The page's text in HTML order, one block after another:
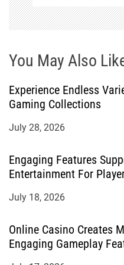
You May Also
Experience Endless
Gaming Collections
July 28, 2026
Engaging Features
Entertainment For
July 18, 2026
Online Casino Creates
Engaging Gameplay